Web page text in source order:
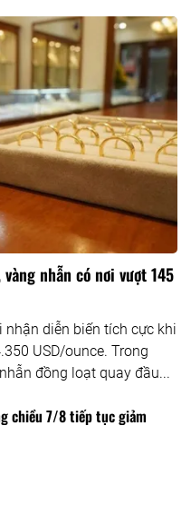
nhẫn có nơi vượt 145
diễn biến tích cực khi
USD/ounce. Trong
đồng loạt quay đầu...
chiều 7/8 tiếp tục giảm